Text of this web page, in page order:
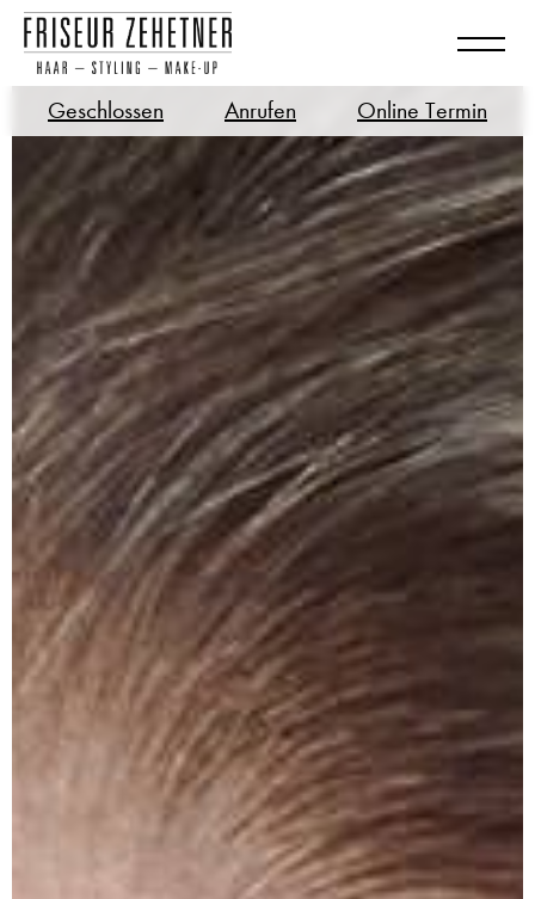
Geschlossen Anrufen Online Termin